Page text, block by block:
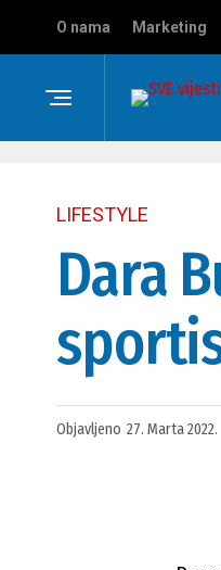
O nama Marketing
LIFESTYLE
Dara
Objavljeno 27. Marta 2022.